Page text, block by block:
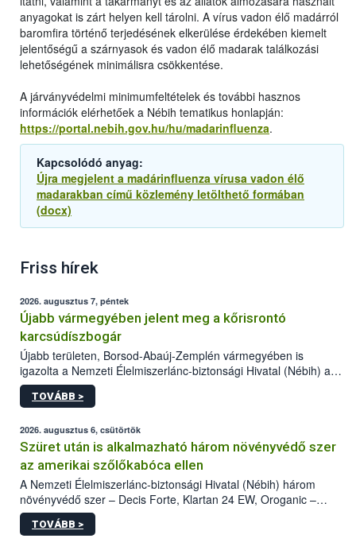
anyagokat is zárt helyen kell tárolni. A vírus vadon élő madárról
baromfira történő terjedésének elkerülése érdekében kiemelt
jelentőségű a szárnyasok és vadon élő madarak találkozási
lehetőségének minimálisra csökkentése.
A járványvédelmi minimumfeltételek és további hasznos
információk elérhetőek a Nébih tematikus honlapján:
https://portal.nebih.gov.hu/hu/madarinfluenza.
Kapcsolódó anyag:
Újra megjelent a madárinfluenza vírusa vadon élő
madarakban című közlemény letölthető formában
(docx)
Friss hírek
2026. augusztus 7, péntek
Újabb vármegyében jelent meg a kőrisrontó
karcsúdíszbogár
Újabb területen, Borsod-Abaúj-Zemplén vármegyében is
igazolta a Nemzeti Élelmiszerlánc-biztonsági Hivatal (Nébih) a
kőrisrontó karcsúdíszbogár (Agrilus planipennis) jelenlétét. A
kártevőt nem csak színcsapdában találták meg, de már fertőzött
az intenzív felderítést, emellett az intézkedéseket a szlovák
hatósággal is összehangolják a terjedés megállítása érdekében.
TOVÁBB >
2026. augusztus 6, csütörtök
Szüret után is alkalmazható három növényvédő szer
az amerikai szőlőkabóca ellen
A Nemzeti Élelmiszerlánc-biztonsági Hivatal (Nébih) három
növényvédő szer – Decis Forte, Klartan 24 EW, Oroganic –
engedélyokiratát módosította, így azok a szüretet követően,
egészen a vesszőérettség (BBCH 91) stádiumáig
TOVÁBB >